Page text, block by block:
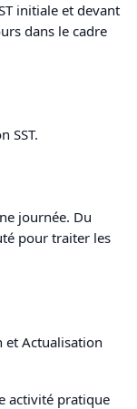
initiale et devant
dans le cadre
SST.
journée. Du
pour traiter les
et Actualisation
activité pratique